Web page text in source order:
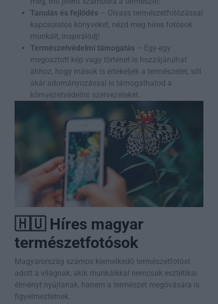
Tanulás és fejlődés – Olvass természetfotózással
kapcsolatos könyveket, nézd meg híres fotósok
munkáit, inspirálódj!
Természetvédelmi támogatás – Egy-egy
megosztott kép vagy történet is hozzájárulhat
ahhoz, hogy mások is értékeljék a természetet, sőt
akár adományozással is támogathatod a
környezetvédelmi szervezeteket.
🇭🇺 Híres magyar
természetfotósok
Magyarország számos kiemelkedő természetfotóst
adott a világnak, akik munkáikkal nemcsak esztétikai
élményt nyújtanak, hanem a természet megóvására is
figyelmeztetnek.